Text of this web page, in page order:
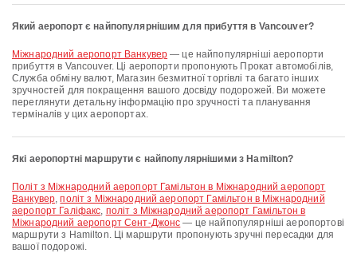
Який аеропорт є найпопулярнішим для прибуття в Vancouver?
Міжнародний аеропорт Ванкувер — це найпопулярніші аеропорти
прибуття в Vancouver. Ці аеропорти пропонують Прокат автомобілів,
Служба обміну валют, Магазин безмитної торгівлі та багато інших
зручностей для покращення вашого досвіду подорожей. Ви можете
переглянути детальну інформацію про зручності та планування
терміналів у цих аеропортах.
Які аеропортні маршрути є найпопулярнішими з Hamilton?
політ з Міжнародний аеропорт Гамільтон в Міжнародний аеропорт
Ванкувер,політ з Міжнародний аеропорт Гамільтон в Міжнародний
аеропорт Галіфакс, політ з Міжнародний аеропорт Гамільтон в
Міжнародний аеропорт Сент-Джонс — це найпопулярніші аеропортові
маршрути з Hamilton. Ці маршрути пропонують зручні пересадки для
вашої подорожі.